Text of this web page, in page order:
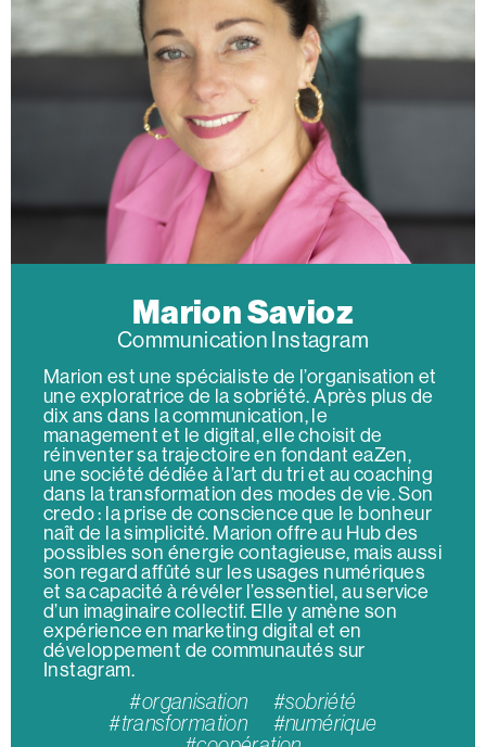
Marion Savioz
Communication Instagram
Marion est une spécialiste de l’organisation et
une exploratrice de la sobriété. Après plus de
dix ans dans la communication, le
management et le digital, elle choisit de
réinventer sa trajectoire en fondant eaZen,
une société dédiée à l’art du tri et au coaching
dans la transformation des modes de vie. Son
credo : la prise de conscience que le bonheur
naît de la simplicité. Marion offre au Hub des
possibles son énergie contagieuse, mais aussi
son regard affûté sur les usages numériques
et sa capacité à révéler l’essentiel, au service
d’un imaginaire collectif. Elle y amène son
expérience en marketing digital et en
développement de communautés sur
Instagram.
#organisation #sobriété
#transformation #numérique